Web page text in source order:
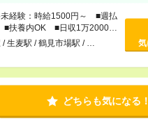
未経験：時給1500円～ ■週払
扶養内OK ■日収1万2000円
/ 生麦駅 / 鶴見市場駅 / …
どちらも気になる！
残業基本なし！受注入力と電
交
通勤交通費支給
5分
気